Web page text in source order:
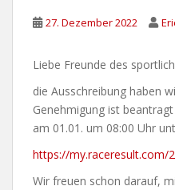
27. Dezember 2022
Liebe Freunde des
die Ausschreibung haben
Genehmigung ist
am 01.01. um 08:00 Uhr
https://my.raceresult.com/
Wir freuen schon darauf,